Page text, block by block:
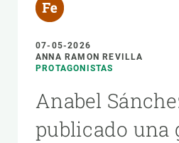
07-05-2026
ANNA RAMON REVILLA
PROTAGONISTAS
Anabel
publicado una